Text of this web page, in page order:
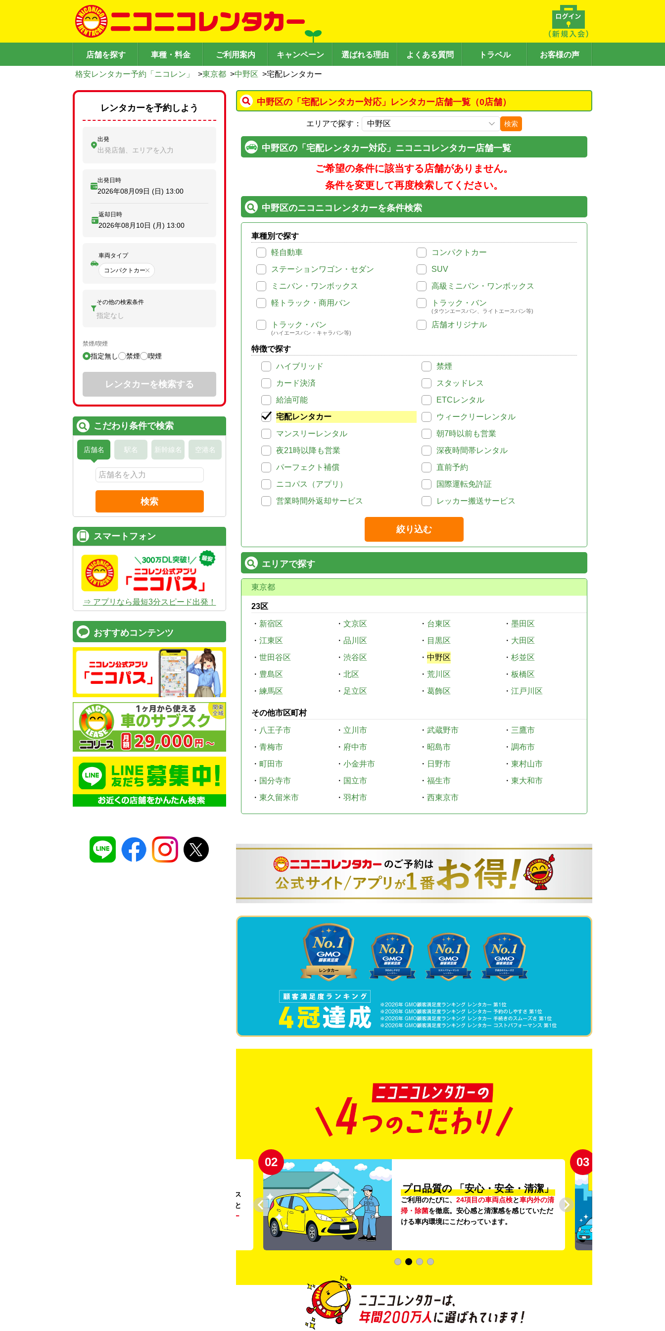
店舗を探す 車種・料金 ご利用案内 キャンペーン 選ばれる理由 よくある質問 トラベル お客様の声
格安レンタカー予約「ニコレン」 >東京都 >中野区 >宅配レンタカー
中野区の「宅配レンタカー対応」レンタカー店舗一覧（0店舗）
エリアで探す： 検索
中野区の「宅配レンタカー対応」ニコニコレンタカー店舗一覧
ご希望の条件に該当する店舗がありません。
条件を変更して再度検索してください。
中野区のニコニコレンタカーを条件検索
車種別で探す
軽自動車
コンパクトカー
ステーションワゴン・セダン
SUV
ミニバン・ワンボックス
高級ミニバン・ワンボックス
軽トラック・商用バン
トラック・バン
(タウンエースバン、ライトエースバン等)
トラック・バン
(ハイエースバン・キャラバン等)
店舗オリジナル
特徴で探す
ハイブリッド
禁煙
カード決済
スタッドレス
給油可能
ETCレンタル
宅配レンタカー
ウィークリーレンタル
マンスリーレンタル
朝7時以前も営業
夜21時以降も営業
深夜時間帯レンタル
パーフェクト補償
直前予約
ニコパス（アプリ）
国際運転免許証
営業時間外返却サービス
レッカー搬送サービス
絞り込む
エリアで探す
東京都
23区
・ 新宿区 ・ 文京区 ・ 台東区 ・ 墨田区
・ 江東区 ・ 品川区 ・ 目黒区 ・ 大田区
・ 世田谷区 ・ 渋谷区 ・ 中野区 ・ 杉並区
・ 豊島区 ・ 北区 ・ 荒川区 ・ 板橋区
・ 練馬区 ・ 足立区 ・ 葛飾区 ・ 江戸川区
その他市区町村
・ 八王子市 ・ 立川市 ・ 武蔵野市 ・ 三鷹市
・ 青梅市 ・ 府中市 ・ 昭島市 ・ 調布市
・ 町田市 ・ 小金井市 ・ 日野市 ・ 東村山市
・ 国分寺市 ・ 国立市 ・ 福生市 ・ 東大和市
・ 東久留米市 ・ 羽村市 ・ 西東京市
。ガソリンス
タンドや整備工場の既存インフラを活用すること
リー
02
プロ品質の 「安心・安全・清潔」
ご利用のたびに、 24項目の車両点検と車内外の清
掃・除菌を徹底。安心感と清潔感を感じていただ
ける車内環境にこだわっています。
03
レンタカーを予約しよう
出発
出発店舗、エリアを入力
出発日時
2026年08月09日 (日) 13:00
返却日時
2026年08月10日 (月) 13:00
車両タイプ
コンパクトカー
その他の検索条件
指定なし
禁煙/喫煙
指定無し 禁煙 喫煙
レンタカーを検索する
こだわり条件で検索
店舗名 駅名 新幹線名 空港名
検索
スマートフォン
⇒ アプリなら最短3分スピード出発！
おすすめコンテンツ